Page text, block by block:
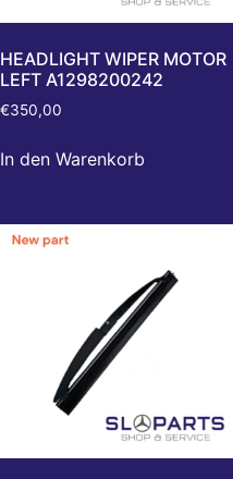
HEADLIGHT WIPER MOTOR
LEFT A1298200242
€350,00
In den Warenkorb